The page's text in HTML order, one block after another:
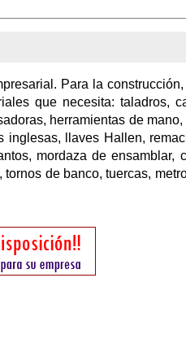
Para la
que necesita: taladros,
herramientas de
inglesas, llaves Hallen,
mordaza de ensamblar,
de banco, tuercas,